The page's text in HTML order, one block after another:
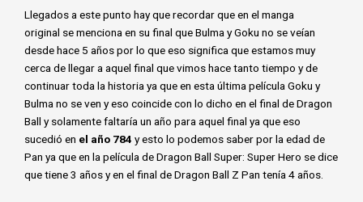
Llegados a este punto hay que recordar que en el manga
original se menciona en su final que Bulma y Goku no se veían
desde hace 5 añospor lo que eso significa que estamos muy
cerca de llegar a aquel final que vimos hace tanto tiempo y de
continuar toda la historia ya que en esta última película Goku y
Bulma no se ven y eso coincide con lo dicho en el final de Dragon
Ball y solamente faltaría un año para aquel final ya que eso
sucedió en el año 784 y esto lo podemos saber por la edad de
Pan ya que en la película de Dragon Ball Super: Super Hero se dice
que tiene 3 años y en el final de Dragon Ball Z Pan tenía 4 años.